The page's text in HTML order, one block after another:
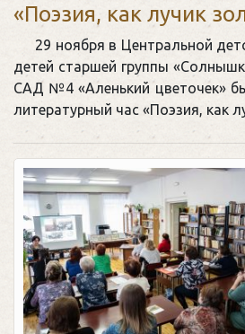
«Поэзия, как лучик
29 ноября в Центральной
детей старшей группы
САД №4 «Аленький цветочек»
литературный час «Поэзия, как